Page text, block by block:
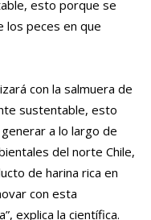
esto porque se
los peces en que
con la salmuera de
sustentable, esto
a lo largo de
del norte Chile,
de harina rica en
con esta
explica la científica.